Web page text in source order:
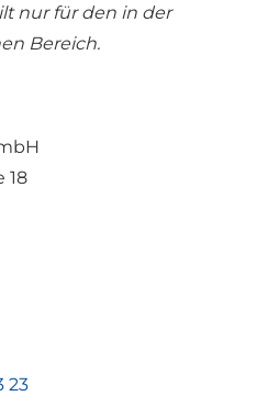
nur für den in der
Bereich.
18
23